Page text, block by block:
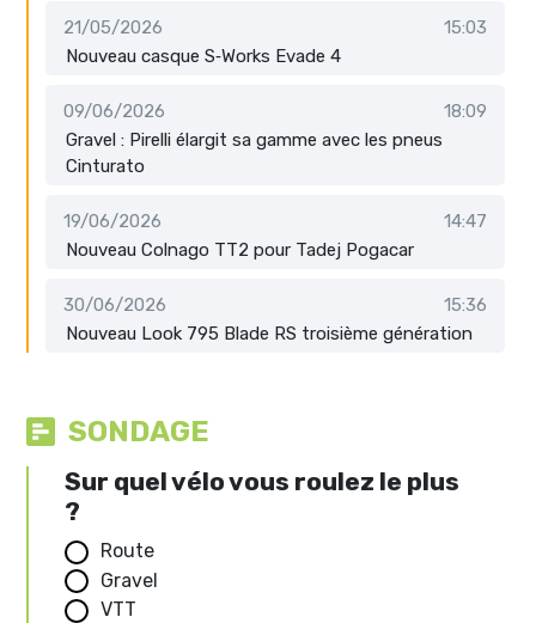
21/05/2026
15:03
Nouveau casque S‑Works Evade 4
09/06/2026
18:09
Gravel : Pirelli élargit sa gamme avec les pneus
Cinturato
19/06/2026
14:47
Nouveau Colnago TT2 pour Tadej Pogacar
30/06/2026
15:36
Nouveau Look 795 Blade RS troisième génération
SONDAGE
Sur quel vélo vous roulez le plus
?
Route
Gravel
VTT